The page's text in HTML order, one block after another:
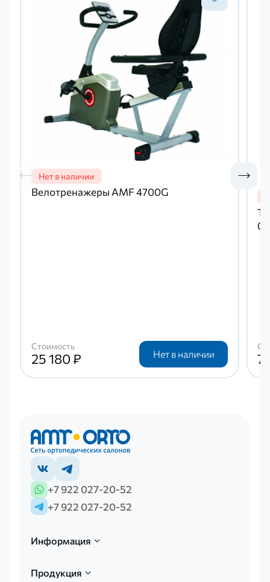
Велотренажеры AMF 4700G
Стоимость
25 180 ₽ Нет в наличии
+7 922 027-20-52
+7 922 027-20-52
Информация
Продукция